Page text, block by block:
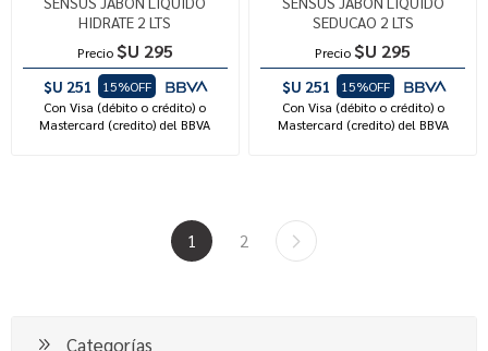
HIDRATE 2 LTS
Precio $U 295
$U 251
15%OFF
Con Visa (débito o crédito) o
Mastercard (credito) del BBVA
SEDUCAO 2 LTS
Precio $U 295
$U 251
15%OFF
Con Visa (débito o crédito) o
Mastercard (credito) del BBVA
1 2
Categorías